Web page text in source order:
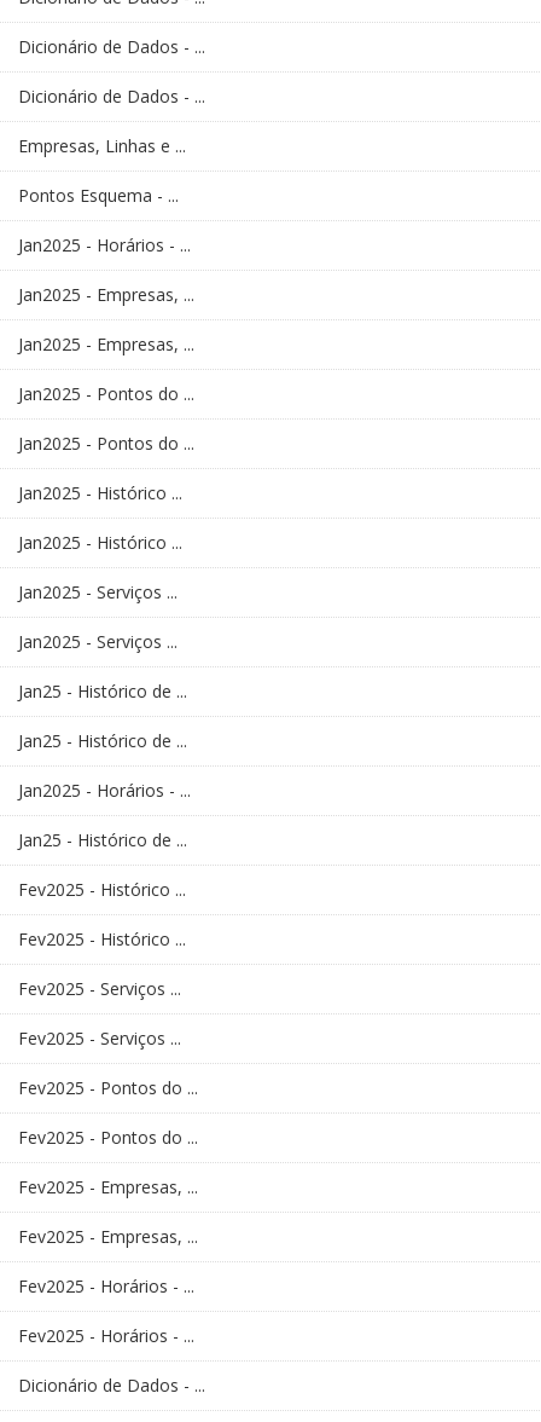
Dicionário de Dados - ...
Dicionário de Dados - ...
Empresas, Linhas e ...
Pontos Esquema - ...
Jan2025 - Horários - ...
Jan2025 - Empresas, ...
Jan2025 - Empresas, ...
Jan2025 - Pontos do ...
Jan2025 - Pontos do ...
Jan2025 - Histórico ...
Jan2025 - Histórico ...
Jan2025 - Serviços ...
Jan2025 - Serviços ...
Jan25 - Histórico de ...
Jan25 - Histórico de ...
Jan2025 - Horários - ...
Jan25 - Histórico de ...
Fev2025 - Histórico ...
Fev2025 - Histórico ...
Fev2025 - Serviços ...
Fev2025 - Serviços ...
Fev2025 - Pontos do ...
Fev2025 - Pontos do ...
Fev2025 - Empresas, ...
Fev2025 - Empresas, ...
Fev2025 - Horários - ...
Fev2025 - Horários - ...
Dicionário de Dados - ...